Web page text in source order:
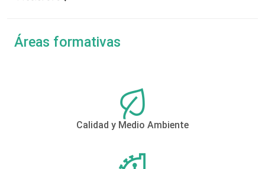
Áreas formativas
Calidad y Medio Ambiente